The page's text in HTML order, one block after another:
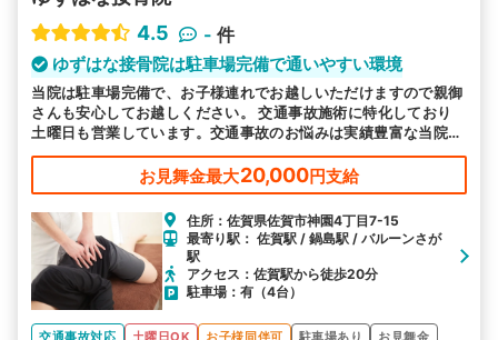
4.5
- 件
ゆずはな接骨院は駐車場完備で通いやすい環境
当院は駐車場完備で、お子様連れでお越しいただけますので親御
さんも安心してお越しください。 交通事故施術に特化しており
土曜日も営業しています。交通事故のお悩みは実績豊富な当院へ
お任せください。
お見舞金最大20,000円支給
住所：佐賀県佐賀市神園4丁目7-15
最寄り駅： 佐賀駅 / 鍋島駅 / バルーンさが
駅
アクセス：佐賀駅から徒歩20分
駐車場：有（4台）